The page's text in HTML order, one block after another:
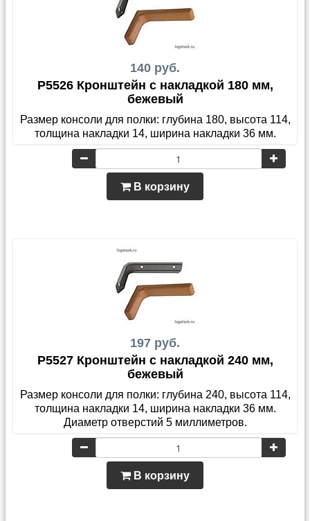
140 руб.
P5526 Кронштейн с накладкой 180 мм,
бежевый
Размер консоли для полки: глубина 180, высота 114,
толщина накладки 14, ширина накладки 36 мм.
В корзину
197 руб.
P5527 Кронштейн с накладкой 240 мм,
бежевый
Размер консоли для полки: глубина 240, высота 114,
толщина накладки 14, ширина накладки 36 мм.
Диаметр отверстий 5 миллиметров.
В корзину